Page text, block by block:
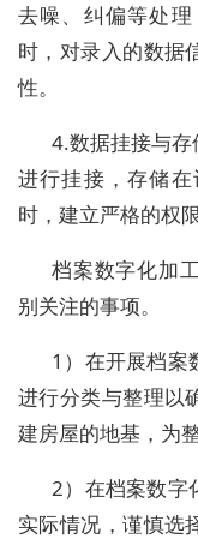
去噪、纠偏等处
时，对录入的数据
性。
4.数据挂接与
进行挂接，存储
时，建立严格的权
档案数字化加
别关注的事项。
1）在开展档案
进行分类与整理以
建房屋的地基，为
2）在档案数字
实际情况，谨慎选